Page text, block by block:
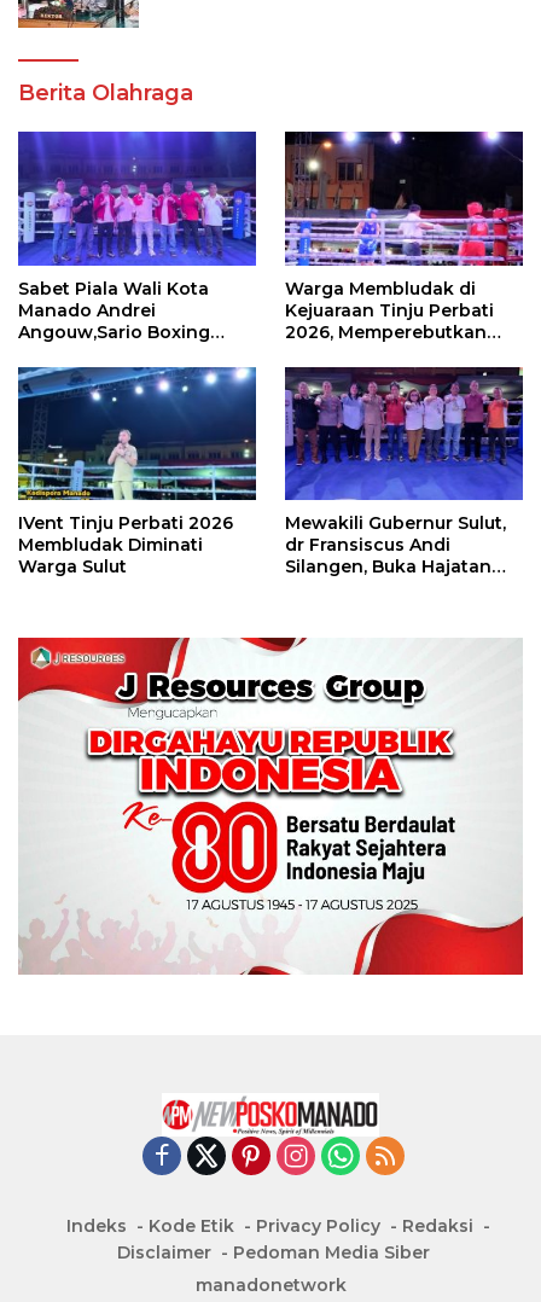
Berita Olahraga
Sabet Piala Wali Kota
Manado Andrei
Angouw,Sario Boxing
Perbati 2026
Warga Membludak di
Kejuaraan Tinju Perbati
2026, Memperebutkan
IVent Tinju Perbati 2026
Membludak Diminati
Warga Sulut
Mewakili Gubernur Sulut,
dr Fransiscus Andi
Silangen, Buka Hajatan
Indeks Kode Etik Privacy Policy
Redaksi
Disclaimer
Pedoman Media Siber
manadonetwork